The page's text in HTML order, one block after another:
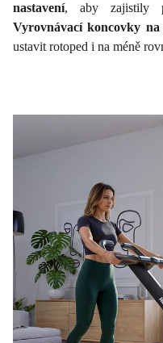
nastavení, aby zajistily
Vyrovnávací koncovky na
ustavit rotoped i na méně